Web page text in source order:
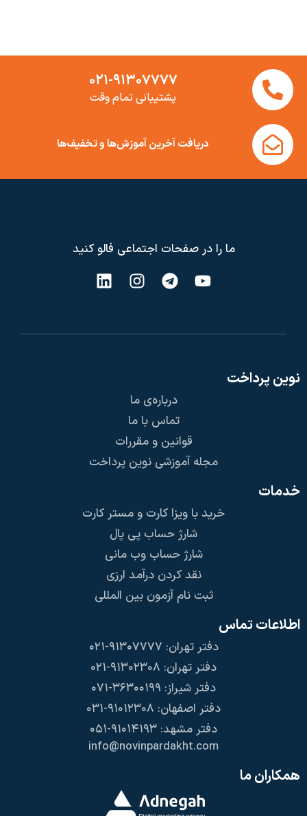
۰۲۱-۹۱۳۰۷۷۷۷
پشتیبانی تمام وقت
دریافت آخرین آموزش‌ها و تخفیف‌ها
ما را در صفحات اجتماعی فالو کنید
نوین پرداخت
درباره‌ی ما
تماس با ما
قوانین و مقررات
مجله آموزشی نوین پرداخت
خدمات
خرید با ویزا کارت و مستر کارت
شارژ حساب پی پال
شارژ حساب وب مانی
نقد کردن درآمد ارزی
ثبت نام آزمون بین المللی
اطلاعات تماس
دفتر تهران: ۹۱۳۰۷۷۷۷-۰۲۱
دفتر تهران: ۹۱۳۰۲۳۰۸-۰۲۱
دفتر شیراز: ۳۶۳۰۰۱۹۹-۰۷۱
دفتر اصفهان: ۹۱۰۱۲۳۰۸-۰۳۱
دفتر مشهد: ۹۱۰۱۴۱۹۳-۰۵۱
info@novinpardakht.com
همکاران ما